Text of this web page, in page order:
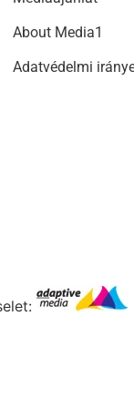
About Media1
Adatvédelmi